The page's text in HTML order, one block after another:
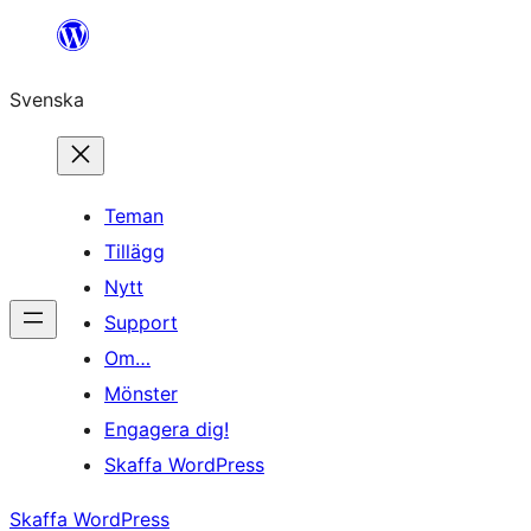
Hoppa
innehåll
Svenska
Teman
Tillägg
Nytt
Support
Om…
Mönster
Engagera dig!
Skaffa WordPress
Skaffa WordPress